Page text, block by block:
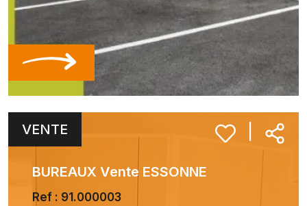
VENTE
BUREAUX Vente ESSONNE
Ref : 91.000003